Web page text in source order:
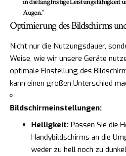
Augen.“
Optimierung des Bildschirms
Nicht nur die Nutzungsdauer,
Weise, wie wir unsere Geräte
optimale Einstellung des
kann einen großen Unterschied
Bildschirmeinstellungen:
Helligkeit:Passen Sie die
Handybildschirms an die
weder zu hell noch zu